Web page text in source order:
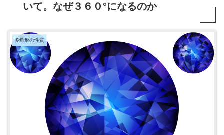
いて。なぜ３６０°になるのか
多角形の性質